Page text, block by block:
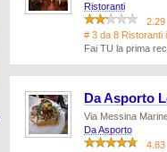
Ristoranti
2.29
# 3 da 8 Ristoranti
Fai TU la prima
Da Asporto
Via Messina
Da Asporto
4.83